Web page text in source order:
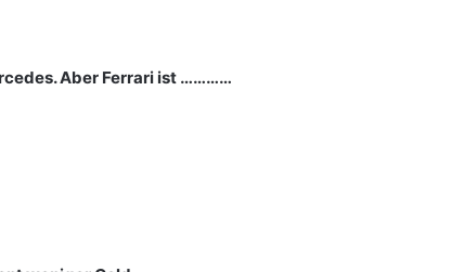
Aber Ferrari ist …………